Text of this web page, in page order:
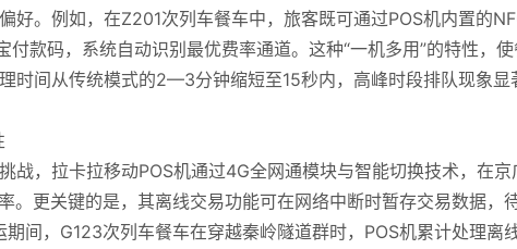
好。例如，在Z201次列车餐车中，旅客既可通过POS机内置的
付款码，系统自动识别最优费率通道。这种“一机多用”的特性，
时间从传统模式的2—3分钟缩短至15秒内，高峰时段排队现象显
战，拉卡拉移动POS机通过4G全网通模块与智能切换技术，在京
。更关键的是，其离线交易功能可在网络中断时暂存交易数据，
间，G123次列车餐车在穿越秦岭隧道群时，POS机累计处理离